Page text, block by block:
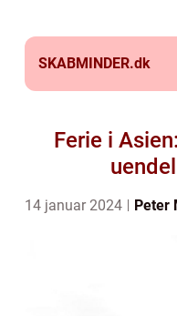
SKABMINDER.dk
Ferie i
14 januar 2024 Peter